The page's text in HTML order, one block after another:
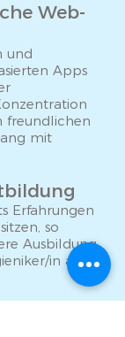
Web-
und
Apps
freundlichen
mit
Erfahrungen
so
Ausbildung
in auf